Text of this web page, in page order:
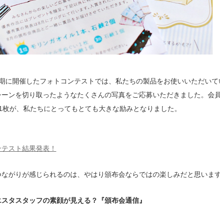
に開催したフォトコンテストでは、私たちの製品をお使いいただい
ンを切り取ったようなたくさんの写真をご応募いただきました。会
が、私たちにとってもとても大きな励みとなりました。
スト結果発表！
がりが感じられるのは、やはり頒布会ならではの楽しみだと思います
タスタッフの素顔が見える？『頒布会通信』